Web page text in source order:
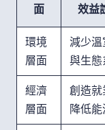
面
效益
環境
層面
減少
與生態
經濟
層面
創造就
降低能